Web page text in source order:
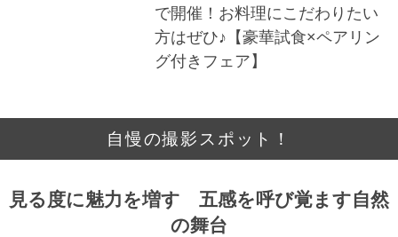
で開催！お料理にこだわりたい
方はぜひ♪【豪華試食×ペアリン
グ付きフェア】
自慢の撮影スポット！
見る度に魅力を増す 五感を呼び覚ます自然
の舞台